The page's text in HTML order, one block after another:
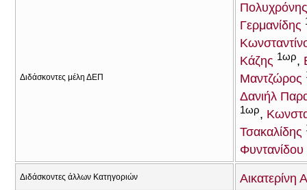
Διδάσκοντες μέλη ΔΕΠ
Γερμανίδης
Κάζης 1ωρ
Μαντζώρος
Δανιήλ
1ωρ
Τσακαλίδης
Φυντανίδου
Διδάσκοντες άλλων Κατηγοριών